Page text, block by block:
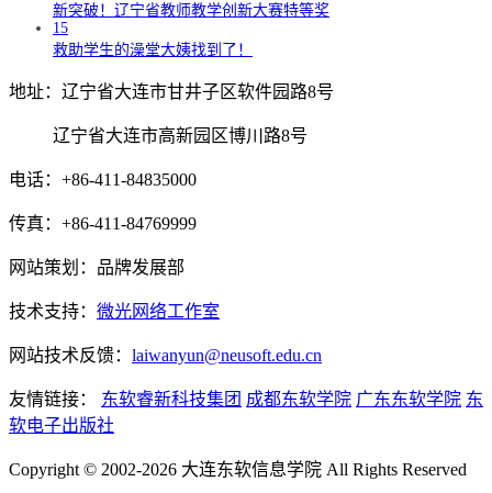
新突破！辽宁省教师教学创新大赛特等奖
15
救助学生的澡堂大姨找到了！
地址：辽宁省大连市甘井子区软件园路8号
辽宁省大连市高新园区博川路8号
电话：+86-411-84835000
传真：+86-411-84769999
网站策划：品牌发展部
技术支持： 微光网络工作室
网站技术反馈： laiwanyun@neusoft.edu.cn
友情链接： 东软睿新科技集团 成都东软学院 广东东软学院 东
软电子出版社
Copyright © 2002-2026 大连东软信息学院 All Rights Reserved